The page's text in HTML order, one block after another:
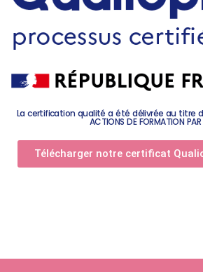
La certification qualité a été délivrée au titre
ACTIONS DE FORMATION PAR
Télécharger notre certificat